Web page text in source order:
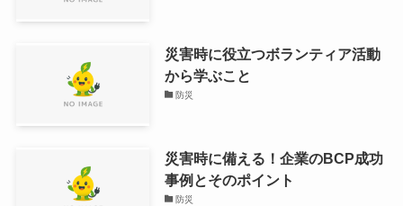
災害時に役立つボランティア活動
から学ぶこと
防災
災害時に備える！企業のBCP成功
事例とそのポイント
防災